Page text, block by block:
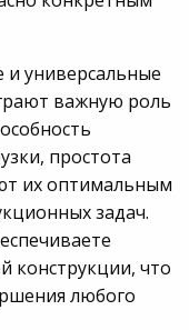
универсальные
важную роль
простота
их оптимальным
задач.
конструкции, что
любого